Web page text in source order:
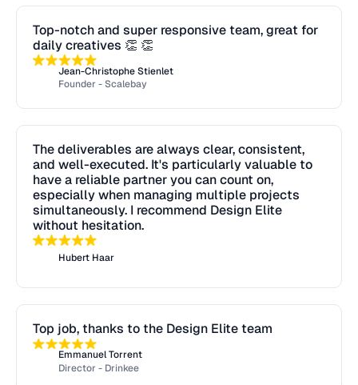
Top-notch and super responsive team, great for
daily creatives 👏 👏
Jean-Christophe Stienlet
Founder - Scalebay
The deliverables are always clear, consistent,
and well-executed. It's particularly valuable to
have a reliable partner you can count on,
especially when managing multiple projects
simultaneously. I recommend Design Elite
without hesitation.
Hubert Haar
Top job, thanks to the Design Elite team
Emmanuel Torrent
Director - Drinkee